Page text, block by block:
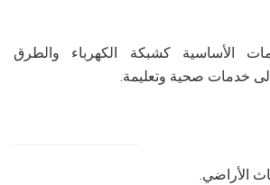
الأساسية كشبكة الكهرباء والطرق
خدمات صحية وتعليمة.
الأراضي.